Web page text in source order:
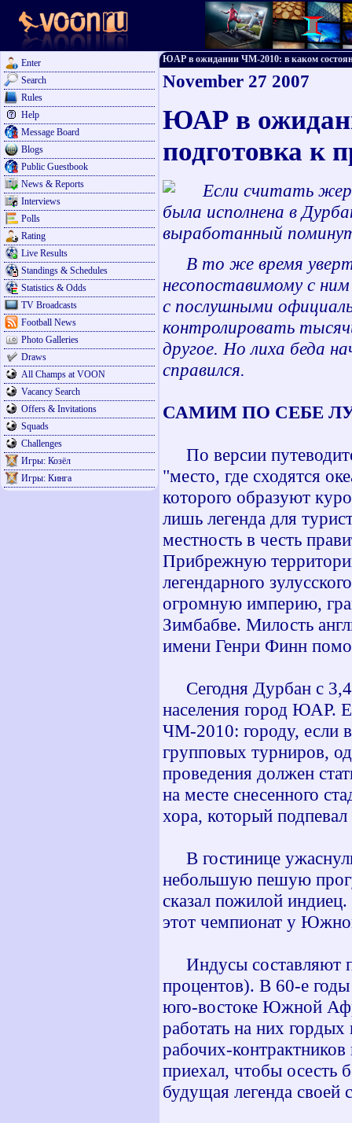
Enter
Search
Rules
Help
Message Board
Blogs
Public Guestbook
News & Reports
Interviews
Polls
Rating
Live Results
Standings & Schedules
Statistics & Odds
TV Broadcasts
Football News
Photo Galleries
Draws
All Champs at VOON
Vacancy Search
Offers & Invitations
Squads
Challenges
Игры: Козёл
Игры: Кинга
ЮАР в ожидании ЧМ-2010: в каком
November 27 2007
ЮАР в
подготовка к
Если считать
была исполнена в
выработанный
В то же время
несопоставимому с
с послушными
контролировать
другое. Но лиха беда
справился.
САМИМ ПО СЕБЕ
По версии
"место, где сходятся
которого образуют
лишь легенда для
местность в честь
Прибрежную
легендарного
огромную империю,
Зимбабве. Милость
имени Генри Финн
Сегодня Дурбан с 3,4
населения город ЮАР.
ЧМ-2010: городу, если
групповых турниров,
проведения должен
на месте снесенного
хора, который
В гостинице
небольшую пешую
сказал пожилой
этот чемпионат у
Индусы составляют
процентов). В 60-е
юго-востоке Южной
работать на них гордых
рабочих-
приехал, чтобы осесть
будущая легенда своей